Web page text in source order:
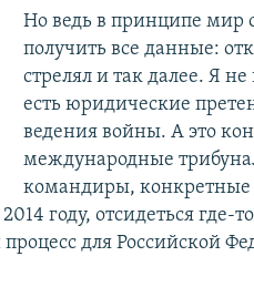
Но ведь в принципе мир
получить все данные:
стрелял и так далее. Я
есть юридические
ведения войны. А это
международные
командиры, конкретные
году, отсидеться где-
для Российской